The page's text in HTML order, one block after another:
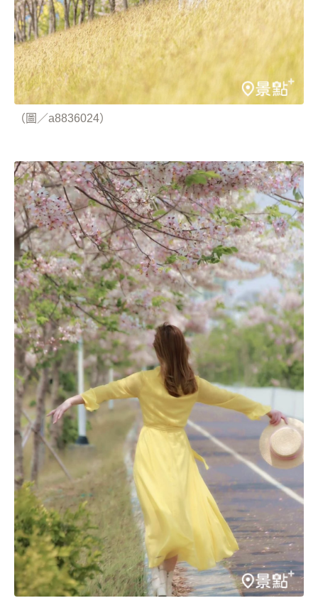
（圖／a8836024）